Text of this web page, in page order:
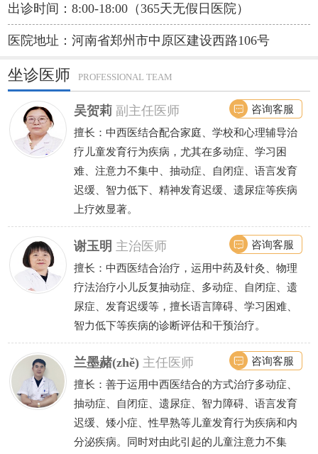
出诊时间：8:00-18:00（365天无假日医院）
医院地址：河南省郑州市中原区建设西路106号
坐诊医师 PROFESSIONAL TEAM
吴贺莉 副主任医师
擅长：中西医结合配合家庭、学校和心理辅导治
疗儿童发育行为疾病，尤其在多动症、学习困
难、注意力不集中、抽动症、自闭症、语言发育
迟缓、智力低下、精神发育迟缓、遗尿症等疾病
上疗效显著。
咨询客服
谢玉明 主治医师
擅长：中西医结合治疗，运用中药及针灸、物理
疗法治疗小儿反复抽动症、多动症、自闭症、遗
尿症、发育迟缓等，擅长语言障碍、学习困难、
智力低下等疾病的诊断评估和干预治疗。
咨询客服
兰墨赭(zhě) 主任医师
擅长：善于运用中西医结合的方式治疗多动症、
抽动症、自闭症、遗尿症、智力障碍、语言发育
迟缓、矮小症、性早熟等儿童发育行为疾病和内
分泌疾病。同时对由此引起的儿童注意力不集
咨询客服